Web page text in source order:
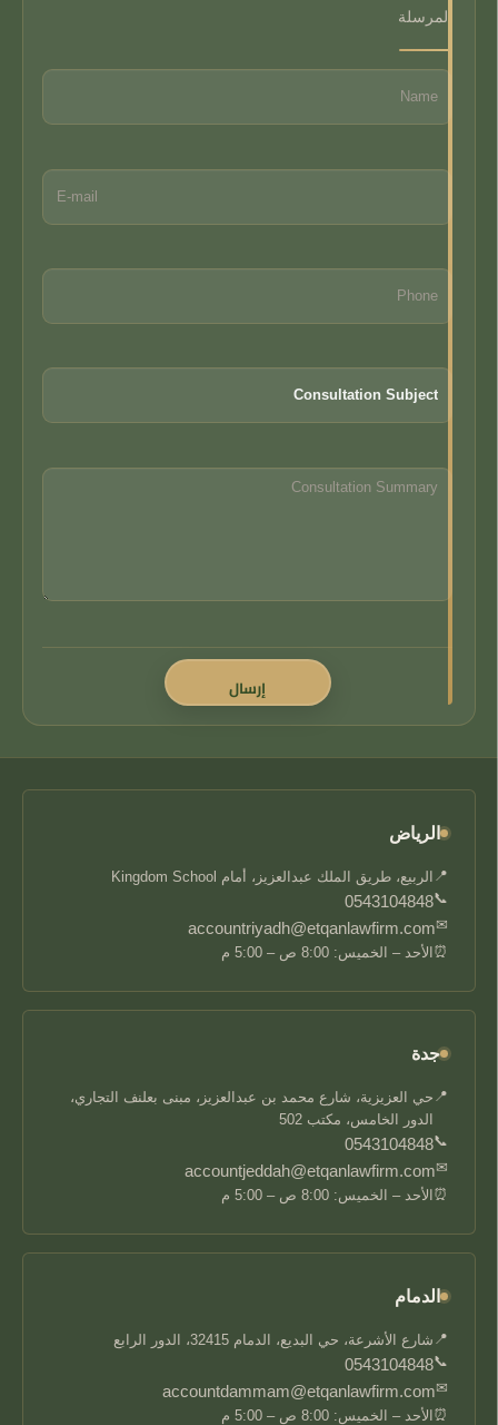
المرسلة
الرياض
📍 الربيع، طريق الملك عبدالعزيز، أمام Kingdom School
📞
0543104848
✉
accountriyadh@etqanlawfirm.com
⏰ الأحد – الخميس: 8:00 ص – 5:00 م
جدة
📍 حي العزيزية، شارع محمد بن عبدالعزيز، مبنى بعلنف التجاري،
الدور الخامس، مكتب 502
📞
0543104848
✉
accountjeddah@etqanlawfirm.com
⏰ الأحد – الخميس: 8:00 ص – 5:00 م
الدمام
📍 شارع الأشرعة، حي البديع، الدمام 32415، الدور الرابع
📞
0543104848
✉
accountdammam@etqanlawfirm.com
⏰ الأحد – الخميس: 8:00 ص – 5:00 م